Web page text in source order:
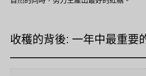
收穫的背後: 一年中最重要